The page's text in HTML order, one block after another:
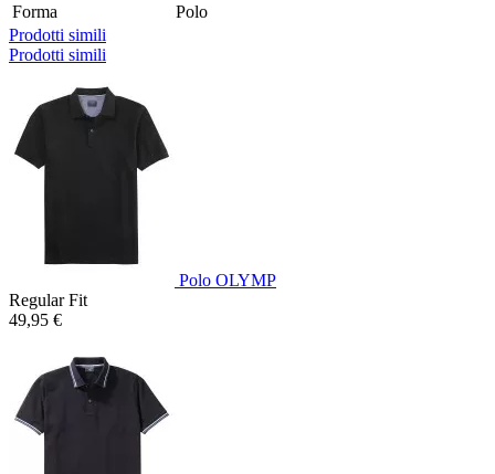
Forma
Polo
Prodotti simili
Prodotti simili
Polo OLYMP
Regular Fit
49,95 €